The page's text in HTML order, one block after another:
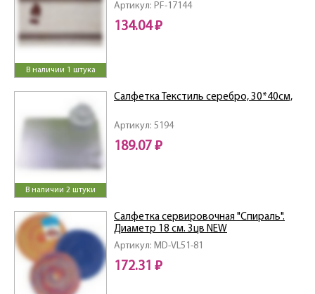
В наличии 1 штука
Артикул: PF-17144
134.04 ₽
В наличии 2 штуки
Артикул: 5194
Салфетка Текстиль серебро, 30*40см,
189.07 ₽
Артикул: MD-VL51-81
Салфетка сервировочная "Спираль".
Диаметр 18 см. 3цв NEW
172.31 ₽